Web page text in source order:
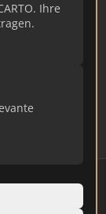
Ihre
Ihre